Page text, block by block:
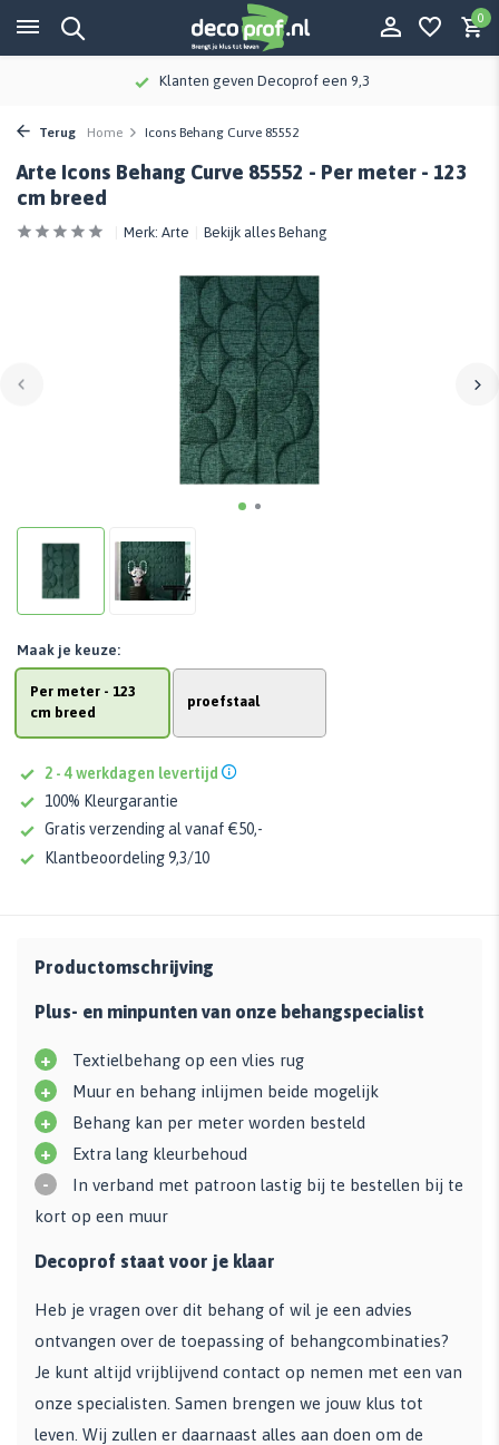
0
Klanten geven Decoprof een 9,3
Terug Home Icons Behang Curve 85552
Arte Icons Behang Curve 85552 - Per meter - 123
cm breed
Merk: Arte Bekijk alles Behang
Per meter - 123
cm breed
proefstaal
Maak je keuze:
2 - 4 werkdagen levertijd
100% Kleurgarantie
Gratis verzending al vanaf €50,-
Klantbeoordeling 9,3/10
Productomschrijving
Plus- en minpunten van onze behangspecialist
+ Textielbehang op een vlies rug
+ Muur en behang inlijmen beide mogelijk
+ Behang kan per meter worden besteld
+ Extra lang kleurbehoud
-
In verband met patroon lastig bij te bestellen bij te
kort op een muur
Decoprof staat voor je klaar
Heb je vragen over dit behang of wil je een advies
ontvangen over de toepassing of behangcombinaties?
Je kunt altijd vrijblijvend contact op nemen met een van
onze specialisten. Samen brengen we jouw klus tot
leven. Wij zullen er daarnaast alles aan doen om de